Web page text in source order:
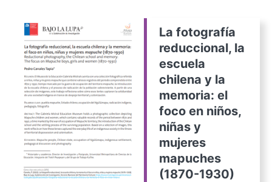
La fotografía
reduccional, la
escuela
chilena y la
memoria: el
foco en niños,
niñas y
mujeres
mapuches
(1870-1930)